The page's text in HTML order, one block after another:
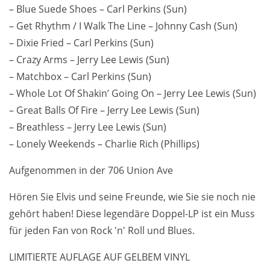
– Blue Suede Shoes – Carl Perkins (Sun)
– Get Rhythm / I Walk The Line – Johnny Cash (Sun)
– Dixie Fried – Carl Perkins (Sun)
– Crazy Arms – Jerry Lee Lewis (Sun)
– Matchbox – Carl Perkins (Sun)
– Whole Lot Of Shakin’ Going On – Jerry Lee Lewis (Sun)
– Great Balls Of Fire – Jerry Lee Lewis (Sun)
– Breathless – Jerry Lee Lewis (Sun)
– Lonely Weekends – Charlie Rich (Phillips)
Aufgenommen in der 706 Union Ave
Hören Sie Elvis und seine Freunde, wie Sie sie noch nie
gehört haben! Diese legendäre Doppel-LP ist ein Muss
für jeden Fan von Rock 'n' Roll und Blues.
LIMITIERTE AUFLAGE AUF GELBEM VINYL